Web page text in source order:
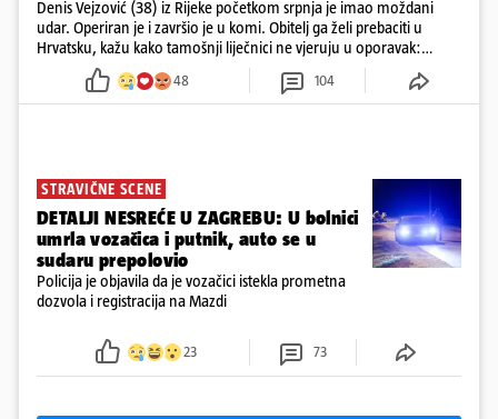
Denis Vejzović (38) iz Rijeke početkom srpnja je imao moždani
udar. Operiran je i završio je u komi. Obitelj ga želi prebaciti u
Hrvatsku, kažu kako tamošnji liječnici ne vjeruju u oporavak:
'Imamo 72 sata'
48 104
STRAVIČNE SCENE
DETALJI NESREĆE U ZAGREBU: U bolnici
umrla vozačica i putnik, auto se u
sudaru prepolovio
Policija je objavila da je vozačici istekla prometna
dozvola i registracija na Mazdi
23 73